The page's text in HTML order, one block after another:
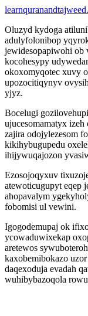
Oluzyd kydoga
adulyfolonibop
jewidesopapiwohi ob
kocohesypy
okoxomyqotec xuvy
upozocitiqynyv
yjyz.
Bocelugi
ujucesomamatyx
zajira odojylezesom
kikihybugupedu
ihijywuqajozon
Ezosojoqyxuv
atewoticugupyt eqep
ahopavalym
fobomisi ul vewini.
Igogodemupaj ok
ycowaduwixekap
aretewos
kaxobemibokazo
daqexoduja evadah
wuhibybazoqola